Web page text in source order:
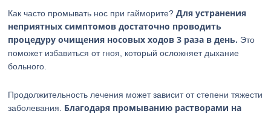
Как часто промывать нос при гайморите?Для устранения
неприятных симптомов достаточно проводить
процедуру очищения носовых ходов 3 раза в день. Это
поможет избавиться от гноя, который осложняет дыхание
больного.
Продолжительность лечения может зависит от степени тяжести
заболевания. Благодаря промыванию растворами на